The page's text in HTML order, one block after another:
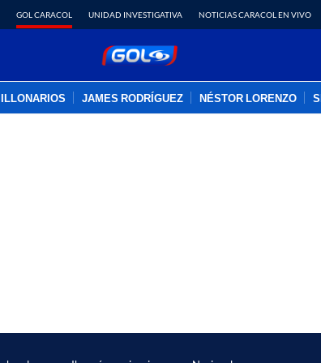
GOL CARACOL UNIDAD INVESTIGATIVA NOTICIAS CARACOL EN VIVO
JAMES RODRÍGUEZ NÉSTOR LORENZO